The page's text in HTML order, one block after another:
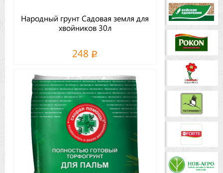
Народный грунт Садовая земля для
хвойников 30л
248